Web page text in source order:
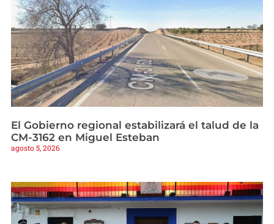
El Gobierno regional estabilizará el talud de la
CM-3162 en Miguel Esteban
agosto 5, 2026